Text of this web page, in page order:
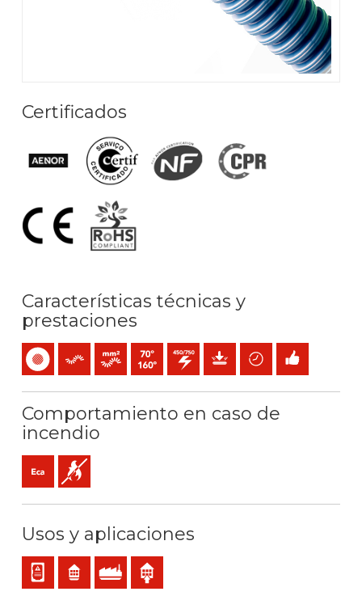
Certificados
Características técnicas y
prestaciones
Unipolar Conductor flexible (clase 5) mm2
Temperatura máx. servicio: 70ºC / 160ºC
450 / 750 V C.A.Protección mecánica
Ahorro de tiempo
Fácil instalación
Comportamiento en caso de
incendio
Eca (reacción al fuego)
No propagador de la llama
Usos y aplicaciones
Cableado interno de cuadros o equipos
ResidencialUso industrialUso interior